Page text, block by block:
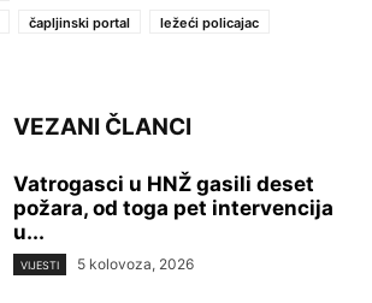
čapljinski portal
ležeći policajac
VEZANI ČLANCI
Vatrogasci u HNŽ gasili deset
požara, od toga pet intervencija
u...
VIJESTI 5 kolovoza, 2026